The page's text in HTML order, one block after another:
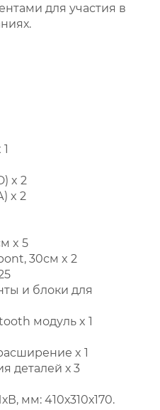
для участия в
x 2
x 2
x 5
30см x 2
и блоки для
модуль x 1
x 1
деталей х 3
мм: 410х310х170.